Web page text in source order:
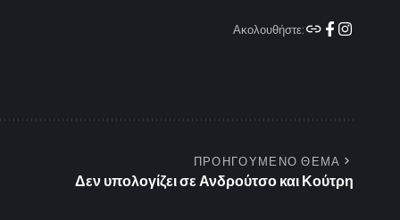
Ακολουθήστε:
ΠΡΟΗΓΟΥΜΕΝΟ ΘΕΜΑ
Δεν υπολογίζει σε Ανδρούτσο και Κούτρη